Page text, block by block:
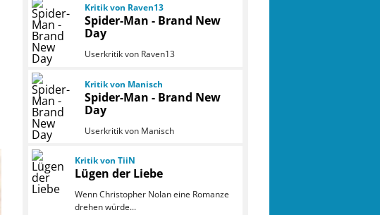
Kritik von Raven13
Spider-Man - Brand New
Day
Userkritik von Raven13
Kritik von Manisch
Spider-Man - Brand New
Day
Userkritik von Manisch
Kritik von TiiN
Lügen der Liebe
Wenn Christopher Nolan eine Romanze
drehen würde...